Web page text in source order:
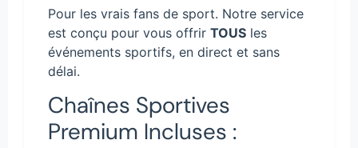
Pour les vrais fans de sport. Notre service
est conçu pour vous offrir TOUS les
événements sportifs, en direct et sans
délai.
Chaînes Sportives
Premium Incluses :